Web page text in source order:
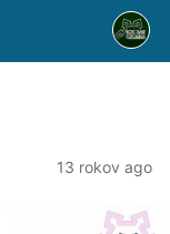
13 rokov ago